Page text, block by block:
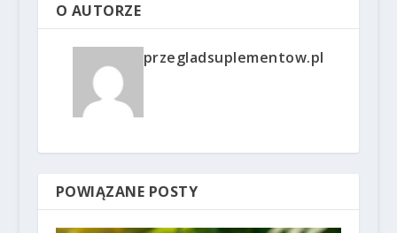
O AUTORZE
przegladsuplementow.pl
POWIĄZANE POSTY